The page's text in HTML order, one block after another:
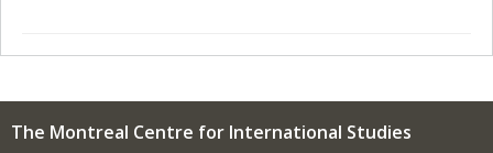
The Montreal Centre for International Studies